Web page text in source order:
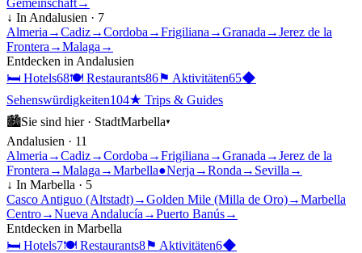
Gemeinschaft→
↓ In Andalusien · 7
Almeria →Cadiz→Cordoba →Frigiliana →Granada →Jerez de la
Frontera →Malaga →
Entdecken in Andalusien
🛏 Hotels68🍽 Restaurants86⚑ Aktivitäten65◆
Sehenswürdigkeiten104★ Trips & Guides
🏙Sie sind hier · StadtMarbella▾
Andalusien · 11
Almeria →Cadiz→Cordoba →Frigiliana →Granada →Jerez de la
Frontera →Malaga →Marbella●Nerja →Ronda → Sevilla →
↓ In Marbella · 5
Casco Antiguo (Altstadt)→Golden Mile (Milla de Oro)→Marbella
Centro→Nueva Andalucía →Puerto Banús→
Entdecken in Marbella
🛏 Hotels7🍽 Restaurants8⚑ Aktivitäten6◆